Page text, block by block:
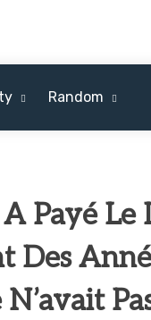
Random
Payé
Des